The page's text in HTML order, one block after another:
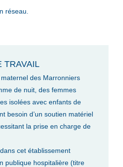
réseau.
TRAVAIL
des Marronniers
de nuit, des femmes
isolées avec enfants de
besoin d’un soutien matériel
la prise en charge de
cet établissement
publique hospitalière (titre